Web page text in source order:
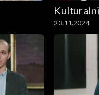
Kulturalni
23.11.2024